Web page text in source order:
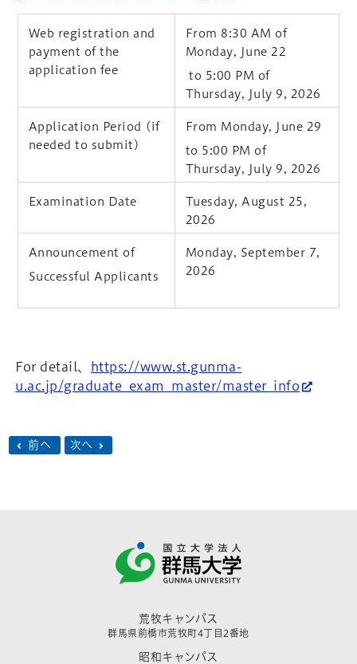
Web registration and
payment of the
application fee
From 8:30 AM of
Monday, June 22
to 5:00 PM of
Thursday, July 9, 2026
Application Period (if
needed to submit)
From Monday, June 29
to 5:00 PM of
Thursday, July 9, 2026
Examination Date
Tuesday, August 25,
2026
Announcement of
Successful Applicants
Monday, September 7,
2026
For detail、
https://www.st.gunma-
u.ac.jp/graduate_exam_master/master_info
前へ 次へ
荒牧キャンパス
群馬県前橋市荒牧町4丁目2番地
昭和キャンパス